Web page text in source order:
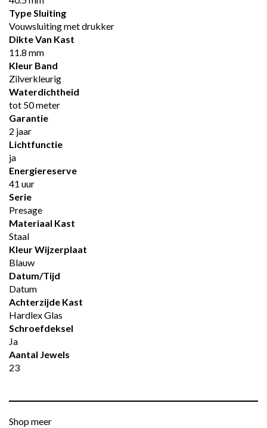
Type Sluiting
Vouwsluiting met drukker
Dikte Van Kast
11.8 mm
Kleur Band
Zilverkleurig
Waterdichtheid
tot 50 meter
Garantie
2 jaar
Lichtfunctie
ja
Energiereserve
41 uur
Serie
Presage
Materiaal Kast
Staal
Kleur Wijzerplaat
Blauw
Datum/tijd
Datum
Achterzijde Kast
Hardlex Glas
Schroefdeksel
Ja
Aantal Jewels
23
Shop meer